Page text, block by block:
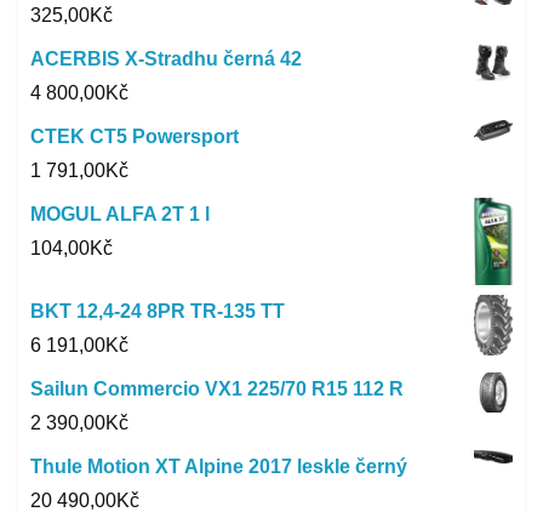
325,00Kč
ACERBIS X-Stradhu černá 42
4 800,00Kč
CTEK CT5 Powersport
1 791,00Kč
MOGUL ALFA 2T 1 l
104,00Kč
BKT 12,4-24 8PR TR-135 TT
6 191,00Kč
Sailun Commercio VX1 225/70 R15 112 R
2 390,00Kč
Thule Motion XT Alpine 2017 leskle černý
20 490,00Kč